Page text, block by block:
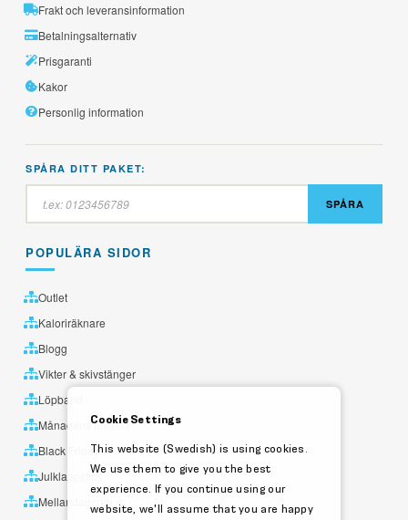
Frakt och leveransinformation
Betalningsalternativ
Prisgaranti
Kakor
Personlig information
SPÅRA DITT PAKET:
SPÅRA
POPULÄRA SIDOR
Outlet
Kaloriräknare
Blogg
Vikter & skivstänger
Löpband
Månadens utvalda
Black Friday
Julklappstips
Mellandagsrea
Cookie Settings
This website (Swedish) is using cookies.
We use them to give you the best
experience. If you continue using our
website, we'll assume that you are happy